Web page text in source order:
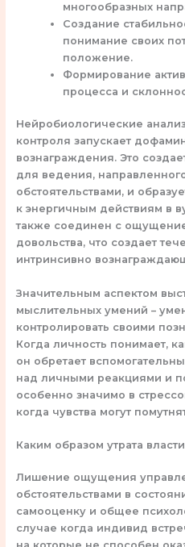
многообразных
Создание
понимание своих
положение.
Формирование
процесса и
Нейробиологические
контроля запускает
вознаграждения. Это
для ведения,
обстоятельствами, и
к энергичным действиям в
также соединен с
довольства, что создает
интринсивно
Значительным аспектом
мыслительных умений –
контролировать своими
Когда личность понимает,
он обретает
над личными реакциями и
особенно значимо в
когда чувства могут
Каким образом утрата
Лишение ощущения
обстоятельствами в
самооценку и общее
случае когда индивид